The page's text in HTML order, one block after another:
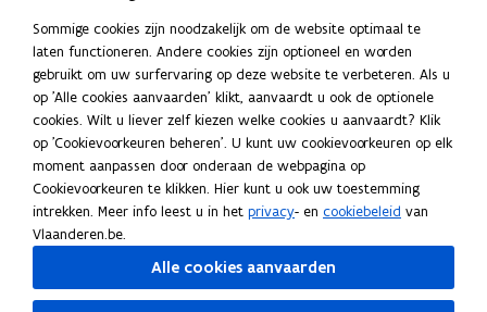
Thema's
Taaladviezen
Spellingregels
Tips voor duidelijke taal
Bekijk ook
Spellingtests
Boek- en webwijzer
Sommige cookies zijn noodzakelijk om de website optimaal te
laten functioneren. Andere cookies zijn optioneel en worden
gebruikt om uw surfervaring op deze website te verbeteren. Als u
op 'Alle cookies aanvaarden' klikt, aanvaardt u ook de optionele
cookies. Wilt u liever zelf kiezen welke cookies u aanvaardt? Klik
op 'Cookievoorkeuren beheren'. U kunt uw cookievoorkeuren op elk
moment aanpassen door onderaan de webpagina op
Cookievoorkeuren te klikken. Hier kunt u ook uw toestemming
intrekken. Meer info leest u in het privacy- en cookiebeleid van
Vlaanderen.be.
Alle cookies aanvaarden